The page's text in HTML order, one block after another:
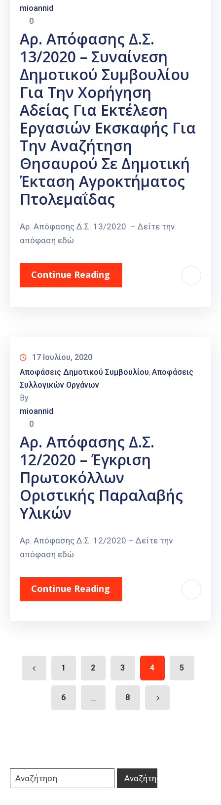
mioannid
0
Αρ. Απόφασης Δ.Σ.
13/2020 – Συναίνεση
Δημοτικού Συμβουλίου
Για Την Χορήγηση
Αδείας Για Εκτέλεση
Εργασιών Εκσκαφής Για
Την Αναζήτηση
Θησαυρού Σε Δημοτική
Έκταση Αγροκτήματος
Πτολεμαΐδας
Αρ. Απόφασης Δ.Σ. 13/2020 – Δείτε την
απόφαση εδώ
Continue Reading
17 Ιουλίου, 2020
Αποφάσεις Δημοτικού Συμβουλίου‚Αποφάσεις
Συλλογικών Οργάνων
By
mioannid
0
Αρ. Απόφασης Δ.Σ.
12/2020 – Έγκριση
Πρωτοκόλλων
Οριστικής Παραλαβής
Υλικών
Αρ. Απόφασης Δ.Σ. 12/2020 – Δείτε την
απόφαση εδώ
Continue Reading
1 2 3 4 5
6 ... 8